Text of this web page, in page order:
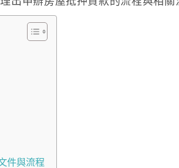
件與流程